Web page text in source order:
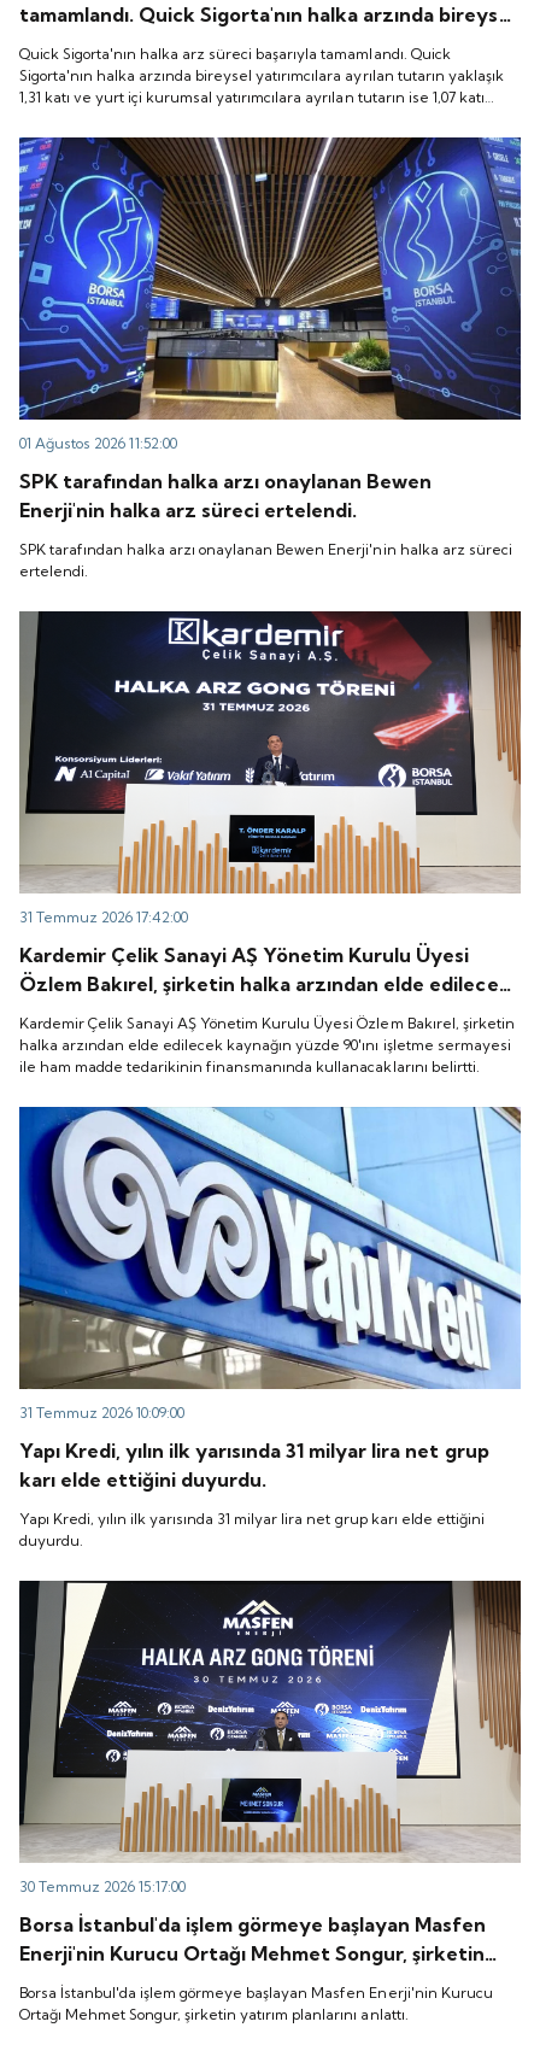
tamamlandı. Quick Sigorta'nın halka arzında bireysel
yatırımcılara ayrılan tutarın yaklaşık 1,31 katı ve yurt
içi kurumsal yatırımcılara ayrılan tutarın ise 1,07 katı
talep geldi. Quick Sigorta, 6 Ağustos 2026 tarihinde
görmeye başlayacak.
Quick Sigorta'nın halka arz süreci başarıyla tamamlandı. Quick
Sigorta'nın halka arzında bireysel yatırımcılara ayrılan tutarın yaklaşık
1,31 katı ve yurt içi kurumsal yatırımcılara ayrılan tutarın ise 1,07 katı
koduyla Borsa İstanbul'da işlem görmeye başlayacak.
01 Ağustos 2026 11:52:00
SPK tarafından halka arzı onaylanan Bewen
Enerji'nin halka arz süreci ertelendi.
SPK tarafından halka arzı onaylanan Bewen Enerji'nin halka arz süreci
ertelendi.
31 Temmuz 2026 17:42:00
Kardemir Çelik Sanayi AŞ Yönetim Kurulu Üyesi
Özlem Bakırel, şirketin halka arzından elde edilecek
kaynağın yüzde 90'ını işletme sermayesi ile ham
madde tedarikinin finansmanında kullanacaklarını
belirtti.
Kardemir Çelik Sanayi AŞ Yönetim Kurulu Üyesi Özlem Bakırel, şirketin
halka arzından elde edilecek kaynağın yüzde 90'ını işletme sermayesi
ile ham madde tedarikinin finansmanında kullanacaklarını belirtti.
31 Temmuz 2026 10:09:00
Yapı Kredi, yılın ilk yarısında 31 milyar lira net grup
karı elde ettiğini duyurdu.
Yapı Kredi, yılın ilk yarısında 31 milyar lira net grup karı elde ettiğini
duyurdu.
30 Temmuz 2026 15:17:00
Borsa İstanbul'da işlem görmeye başlayan Masfen
Enerji'nin Kurucu Ortağı Mehmet Songur, şirketin
yatırım planlarını anlattı.
Borsa İstanbul'da işlem görmeye başlayan Masfen Enerji'nin Kurucu
Ortağı Mehmet Songur, şirketin yatırım planlarını anlattı.